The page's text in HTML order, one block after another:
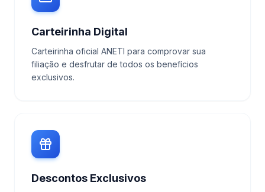
Carteirinha Digital
Carteirinha oficial ANETI para comprovar sua
filiação e desfrutar de todos os benefícios
exclusivos.
Descontos Exclusivos